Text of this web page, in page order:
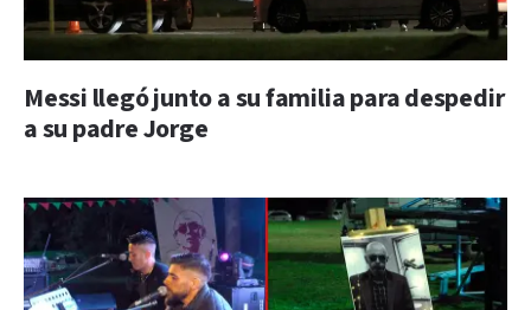
Messi llegó junto a su familia para despedir
a su padre Jorge